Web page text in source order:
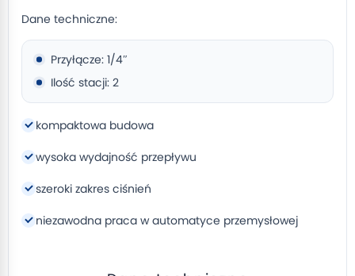
Dane techniczne:
Przyłącze: 1/4″
Ilość stacji: 2
kompaktowa budowa
wysoka wydajność przepływu
szeroki zakres ciśnień
niezawodna praca w automatyce przemysłowej